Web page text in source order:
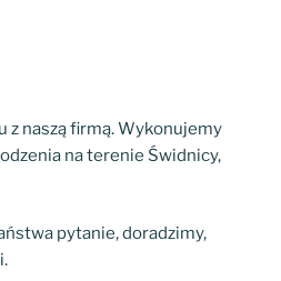
z naszą firmą. Wykonujemy
na terenie Świdnicy,
pytanie, doradzimy,